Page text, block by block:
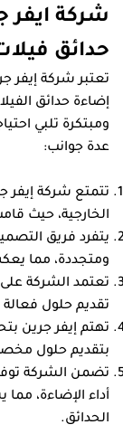
شركة
حدائق
تعتبر شركة إيفر
إضاءة حدائق
ومبتكرة تلبي
عدة جوانب:
تتمتع شركة إيفر
الخارجية، حيث
يتفرد فريق
ومتجددة، مما
تعتمد الشركة
تقديم حلول
تهتم إيفر جرين
بتقديم حلول
تضمن الشركة
أداء الإضاءة،
الحدائق.